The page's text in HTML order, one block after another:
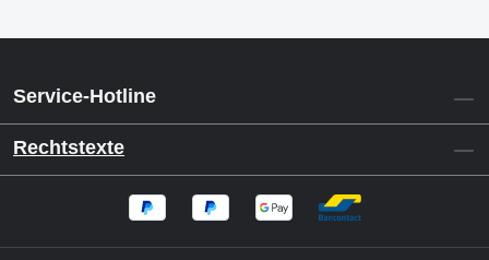
Service-Hotline
Rechtstexte